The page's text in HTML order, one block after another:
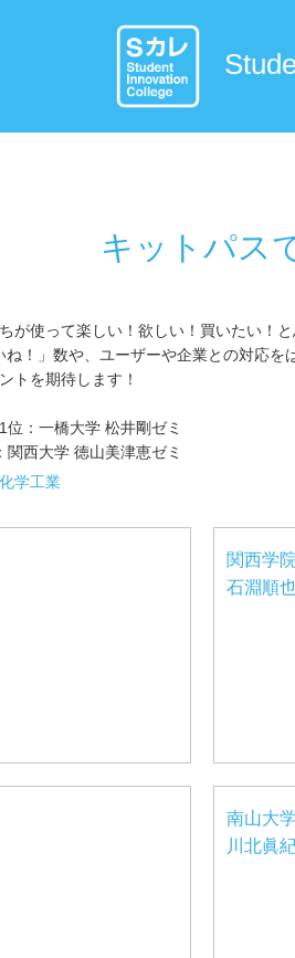
キットパス
が使って楽しい！欲しい！買いたい！
ね！」数や、ユーザーや企業との対応
トを期待します！
位：一橋大学 松井剛ゼミ
関西大学 徳山美津恵ゼミ
学工業
関西学
石淵順
南山大学
川北眞